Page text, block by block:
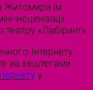
Житомира ім.
інсценізації
«Лабіринт».
Інтернету
за хештегами
у